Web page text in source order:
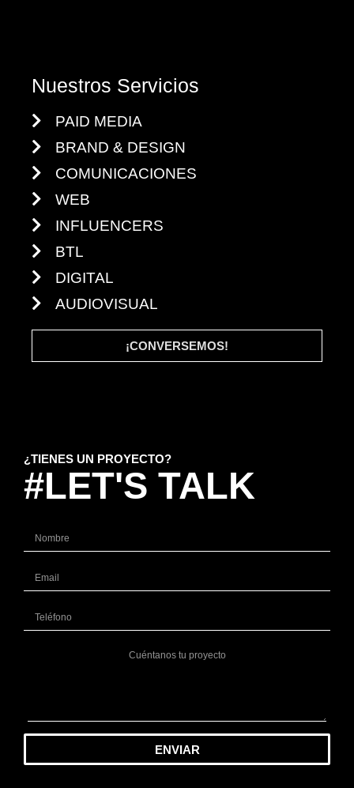
#INICIO
#CLIENTES
#LET'S TALK
Nuestros Servicios
PAID MEDIA
BRAND & DESIGN
COMUNICACIONES
WEB
INFLUENCERS
BTL
DIGITAL
AUDIOVISUAL
¡CONVERSEMOS!
¿TIENES UN PROYECTO?
#LET'S TALK
ENVIAR